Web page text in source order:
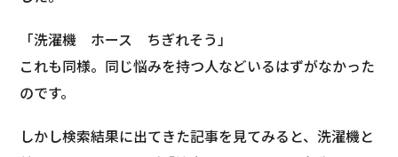
「洗濯機 ホース ちぎれそう」
これも同様。同じ悩みを持つ人などいるはずがなかった
のです。
しかし検索結果に出てきた記事を見てみると、洗濯機と